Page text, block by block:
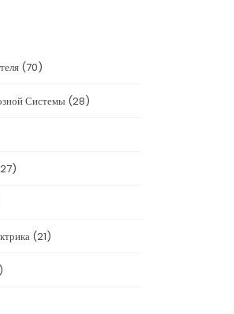
(70)
Системы (28)
(21)